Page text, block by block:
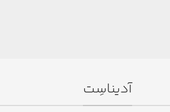
آدیناسِت